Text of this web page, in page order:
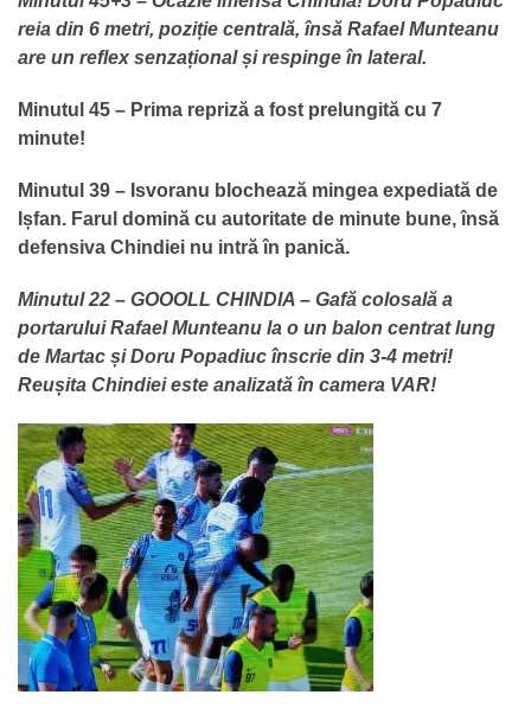
reia din 6 metri, poziție centrală, însă Rafael Munteanu
are un reflex senzațional și respinge în lateral.
Minutul 45 – Prima repriză a fost prelungită cu 7
minute!
Minutul 39 – Isvoranu blochează mingea expediată de
Ișfan. Farul domină cu autoritate de minute bune, însă
defensiva Chindiei nu intră în panică.
Minutul 22 – GOOOLL CHINDIA – Gafă colosală a
portarului Rafael Munteanu la o un balon centrat lung
de Martac și Doru Popadiuc înscrie din 3-4 metri!
Reușita Chindiei este analizată în camera VAR!